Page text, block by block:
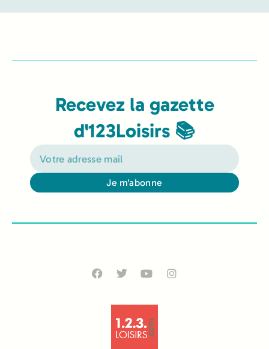
Recevez la gazette
d'123Loisirs 📚
Je m'abonne